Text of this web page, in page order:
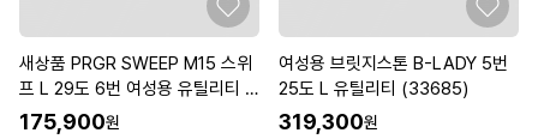
새상품 PRGR SWEEP M15 스위
프 L 29도 6번 여성용 유틸리티 1
61N
175,900원
여성용 브릿지스톤 B-LADY 5번
25도 L 유틸리티 (33685)
319,300원